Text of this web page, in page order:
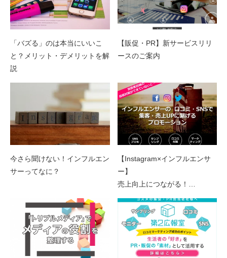
「バズる」のは本当にいいこ
と？メリット・デメリットを解
説
【販促・PR】新サービスリリ
ースのご案内
今さら聞けない！インフルエン
サーってなに？
【Instagram×インフルエンサ
ー】
売上向上につながる！…